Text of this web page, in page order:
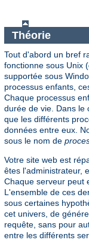
Théorie
Tout d'abord un bref
fonctionne sous Unix
supportée sous
processus enfants,
Chaque processus
durée de vie. Dans le
que les différents
données entre eux.
sous le nom de
Votre site web est
êtes l'administrateur,
Chaque serveur peut
L'ensemble de ces
sous certaines
cet univers, de
requête, sans pour
entre les différents